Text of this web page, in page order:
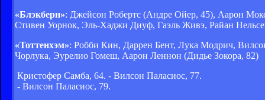
«Блэкберн»: Джейсон Робертс (Андре Ойер, 45), Аарон
Стивен Уорнок, Эль-Хаджи Диуф, Гаэль Живэ, Райан
«Тоттенхэм»: Робби Кин, Даррен Бент, Лука Модрич,
Чорлука, Эурелио Гомеш, Аарон Леннон (Дидье Зокора, 82)
Кристофер Самба, 64. - Вилсон Паласиос, 77.
- Вилсон Паласиос, 79.